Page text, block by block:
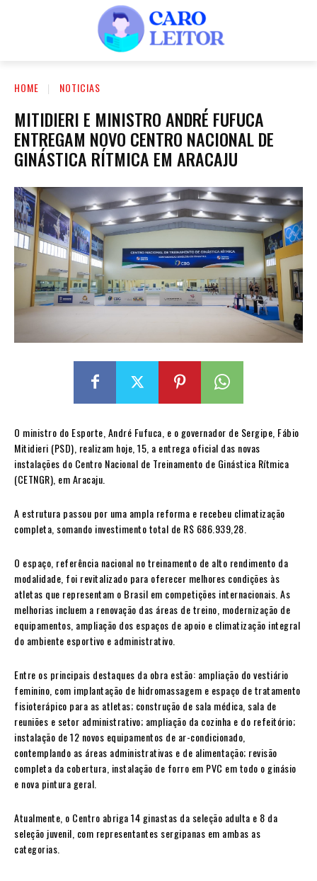
HOME NOTICIAS
MITIDIERI E MINISTRO ANDRÉ FUFUCA
ENTREGAM NOVO CENTRO NACIONAL DE
GINÁSTICA RÍTMICA EM ARACAJU
O ministro do Esporte, André Fufuca, e o governador de Sergipe, Fábio
Mitidieri (PSD), realizam hoje, 15, a entrega oficial das novas
instalações do Centro Nacional de Treinamento de Ginástica Rítmica
(CETNGR), em Aracaju.
A estrutura passou por uma ampla reforma e recebeu climatização
completa, somando investimento total de R$ 686.939,28.
O espaço, referência nacional no treinamento de alto rendimento da
modalidade, foi revitalizado para oferecer melhores condições às
atletas que representam o Brasil em competições internacionais. As
melhorias incluem a renovação das áreas de treino, modernização de
equipamentos, ampliação dos espaços de apoio e climatização integral
do ambiente esportivo e administrativo.
Entre os principais destaques da obra estão: ampliação do vestiário
feminino, com implantação de hidromassagem e espaço de tratamento
fisioterápico para as atletas; construção de sala médica, sala de
reuniões e setor administrativo; ampliação da cozinha e do refeitório;
instalação de 12 novos equipamentos de ar-condicionado,
contemplando as áreas administrativas e de alimentação; revisão
completa da cobertura, instalação de forro em PVC em todo o ginásio
e nova pintura geral.
Atualmente, o Centro abriga 14 ginastas da seleção adulta e 8 da
seleção juvenil, com representantes sergipanas em ambas as
categorias.